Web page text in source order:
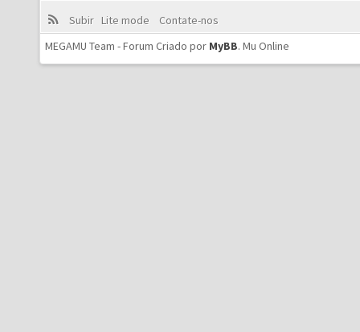
Subir Lite mode
Contate-nos
MEGAMU Team - Forum Criado por MyBB. Mu Online